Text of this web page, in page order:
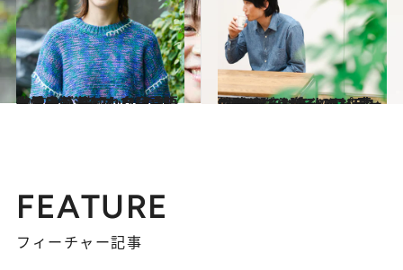
2022.12.2
お笑い芸人Aマッソの加納愛子が 描く、自意識の大暴走。 底知れない言語センスの源とは？
カルチャー 2023.2.10
“おもしろ”がインフレ中の時代に お笑いコンテンツをバズらせるのは “事件”を起こせる人のパワー
コミック ＆ エッセイ
FEATURE
フィーチャー記事